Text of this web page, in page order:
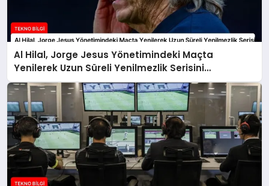
Al Hilal, Jorge Jesus Yönetimindeki Maçta
Yenilerek Uzun Süreli Yenilmezlik Serisini
Sonlandırdı